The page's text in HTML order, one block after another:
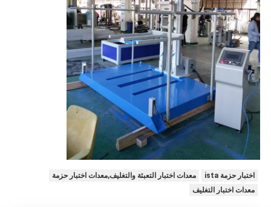
اختبار حزمة ista
معدات اختبار التعبئة والتغليف,معدات اختبار حزمة
معدات اختبار التغليف